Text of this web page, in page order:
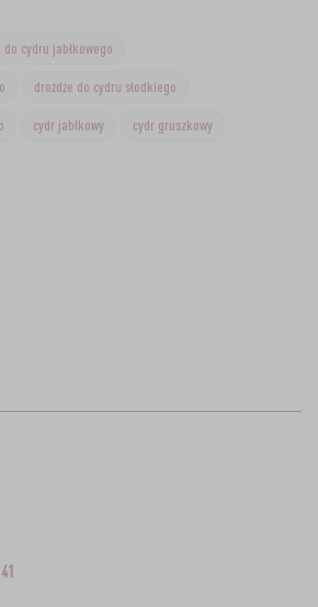
do cydru jabłkowego
drożdże do cydru słodkiego
cydr jabłkowy cydr gruszkowy